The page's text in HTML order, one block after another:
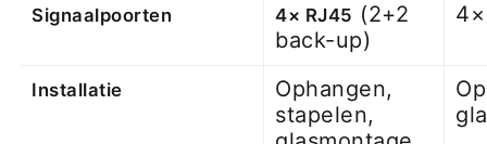
Signaalpoorten 4× RJ45 (2+2
back-up)
Installatie
Ophangen,
stapelen,